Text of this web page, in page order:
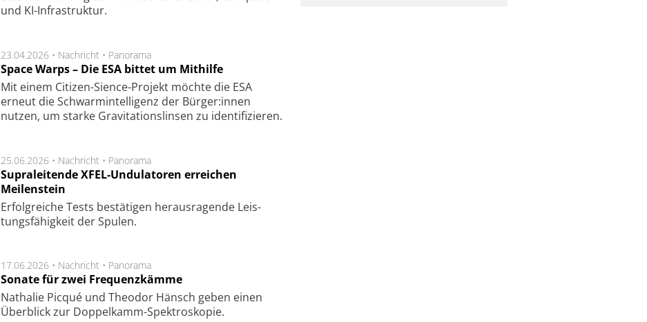
und KI-Infra­struk­tur.
23.04.2026 • Nachricht • Panorama
Space Warps – Die ESA bittet um Mithilfe
Mit einem Citizen-Sience-Projekt möchte die ESA
erneut die Schwarmintelligenz der Bürger:innen
nutzen, um starke Gravitationslinsen zu identifizieren.
25.06.2026 • Nachricht • Panorama
Supraleitende XFEL-Undulatoren erreichen
Meilenstein
Er­folg­rei­che Tests be­stä­ti­gen he­raus­ra­gen­de Leis­
tungs­fä­hig­keit der Spu­len.
17.06.2026 • Nachricht • Panorama
Sonate für zwei Frequenzkämme
Nathalie Picqué und Theodor Hänsch geben einen
Überblick zur Doppelkamm-Spektroskopie.